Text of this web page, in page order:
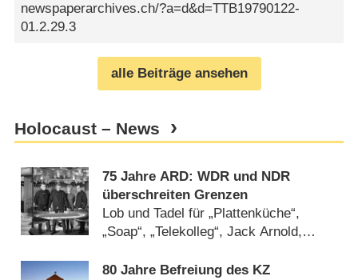
newspaperarchives.ch/?a=d&d=TTB19790122-
01.2.29.3
alle Beiträge ansehen
Holocaust – News
75 Jahre ARD: WDR und NDR
überschreiten Grenzen
Lob und Tadel für „Plattenküche“,
„Soap“, „Telekolleg“, Jack Arnold,
80 Jahre Befreiung des KZ